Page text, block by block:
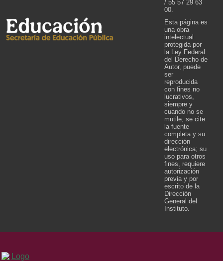
/ 55 57 29 63
00.
Esta página es
una obra
intelectual
protegida por
la Ley Federal
del Derecho de
Autor, puede
ser
reproducida
con fines no
lucrativos,
siempre y
cuando no se
mutile, se cite
la fuente
completa y su
dirección
electrónica; su
uso para otros
fines, requiere
autorización
previa y por
escrito de la
Dirección
General del
Instituto.